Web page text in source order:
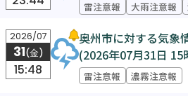
雷注意報 大雨注意報
2026/07
31(金)
15:48
奥州市に対する気象
(2026年07月31日 15
雷注意報 濃霧注意報